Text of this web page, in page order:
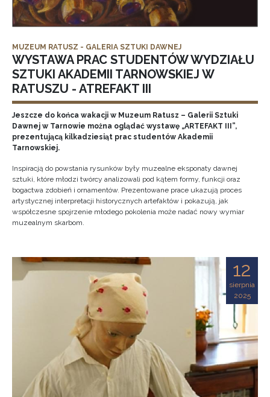
MUZEUM RATUSZ - GALERIA SZTUKI DAWNEJ
WYSTAWA PRAC STUDENTÓW WYDZIAŁU
SZTUKI AKADEMII TARNOWSKIEJ W
RATUSZU - ATREFAKT III
Jeszcze do końca wakacji w Muzeum Ratusz – Galerii Sztuki
Dawnej w Tarnowie można oglądać wystawę „ARTEFAKT III”,
prezentującą kilkadziesiąt prac studentów Akademii
Tarnowskiej.
Inspiracją do powstania rysunków były muzealne eksponaty dawnej
sztuki, które młodzi twórcy analizowali pod kątem formy, funkcji oraz
bogactwa zdobień i ornamentów. Prezentowane prace ukazują proces
artystycznej interpretacji historycznych artefaktów i pokazują, jak
współczesne spojrzenie młodego pokolenia może nadać nowy wymiar
muzealnym skarbom.
12
sierpnia
2025